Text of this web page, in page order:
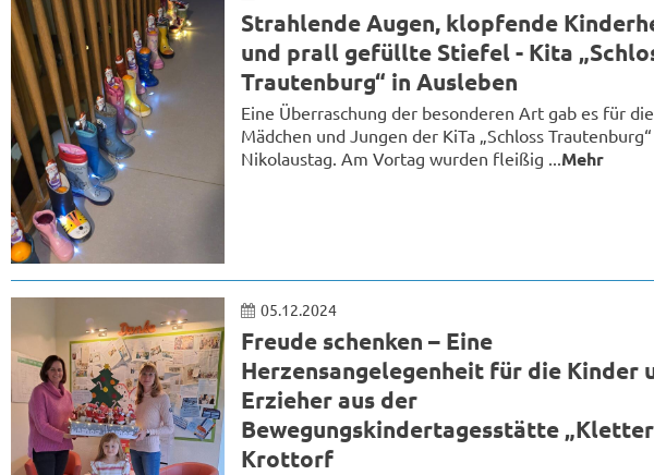
Strahlende Augen, klopfende
und prall gefüllte Stiefel - Kita
Trautenburg“ in Ausleben
Eine Überraschung der besonderen Art gab es für die
Mädchen und Jungen der KiTa „Schloss
Nikolaustag. Am Vortag wurden fleißig ...Mehr
05.12.2024
Freude schenken – Eine
Herzensangelegenheit für die Kinder
Erzieher aus der
Bewegungskindertagesstätte
Krottorf